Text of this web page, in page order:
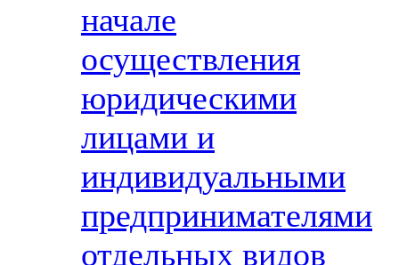
начале
осуществления
юридическими
лицами и
индивидуальными
предпринимателями
отдельных видов